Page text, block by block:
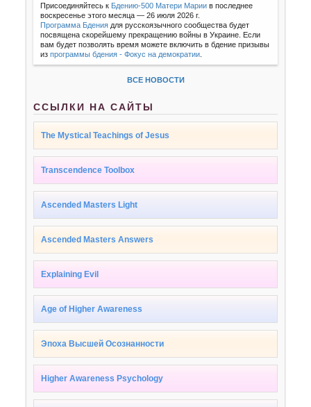
Присоединяйтесь к Бдению-500 Матери Марии в последнее
воскресенье этого месяца — 26 июля 2026 г.
Программа Бдения для русскоязычного сообщества будет
посвящена скорейшему прекращению войны в Украине. Если
вам будет позволять время можете включить в бдение призывы
изпрограммы бдения - Фокус на демократии
ВСЕ НОВОСТИ
ССЫЛКИ НА САЙТЫ
The Mystical Teachings of Jesus
Transcendence Toolbox
Ascended Masters Light
Ascended Masters Answers
Explaining Evil
Age of Higher Awareness
Эпоха Высшей Осознанности
Higher Awareness Psychology